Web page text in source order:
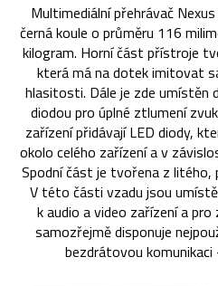
Multimediální přehrávač
černá koule o průměru 116
kilogram. Horní část přístroje
která má na dotek imitovat
hlasitosti. Dále je zde umístěn
diodou pro úplné ztlumení
zařízení přidávají LED diody,
okolo celého zařízení a v
Spodní část je tvořena z litého,
V této části vzadu jsou
k audio a video zařízení a
samozřejmě disponuje
bezdrátovou